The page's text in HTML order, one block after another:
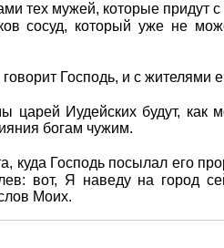
тех мужей, которые придут
сосуд, который уже не
Господь, и с жителями
Иудейских будут, как
богам чужим.
Господь посылал его
вот, Я наведу на город
Моих.